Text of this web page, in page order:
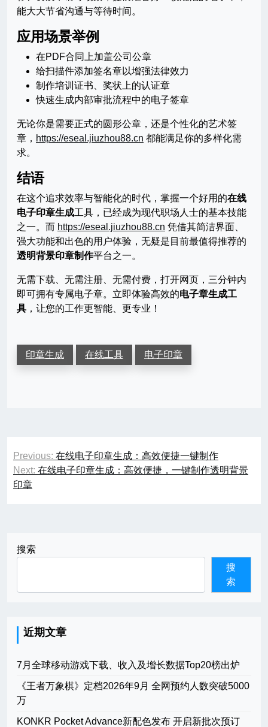
能大大节省沟通与等待时间。
应用场景举例
在PDF合同上加盖公司公章
给扫描件添加签名章以增强法律效力
制作培训证书、奖状上的认证章
快速生成内部审批流程中的电子签章
无论你是需要正式的圆形公章，还是个性化的艺术签
章， https://eseal.jiuzhou88.cn 都能满足你的多样化需
求。
结语
在这个追求效率与智能化的时代，掌握一个好用的在线
电子印章生成工具，已经成为现代职场人士的基本技能
之一。而 https://eseal.jiuzhou88.cn 凭借其简洁界面、
强大功能和出色的用户体验，无疑是目前最值得推荐的
透明背景印章制作平台之一。
无需下载、无需注册、无需付费，打开网页，三分钟内
即可拥有专属电子章。立即体验高效的电子章生成工
具 ，让您的工作更智能、更专业！
印章生成 在线工具 电子印章
文
章
导
Previous: 在线电子印章生成：高效便捷一键制作
Next: 在线电子印章生成：高效便捷，一键制作透明背景
印章
搜索
搜
索
近期文章
7月全球移动游戏下载、收入及增长数据Top20榜出炉
《王者万象棋》定档2026年9月 全网预约人数突破5000
万
KONKR Pocket Advance新配色发布 开启新批次预订